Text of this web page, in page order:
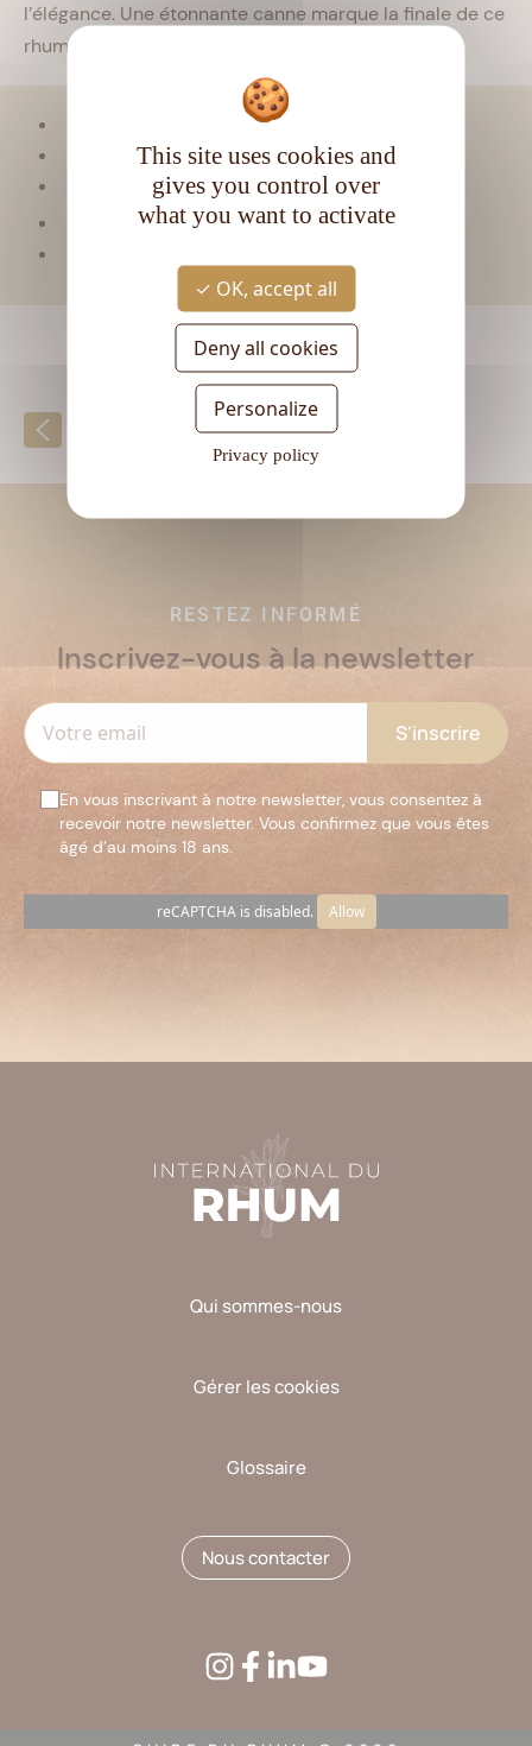
l’élégance. Une étonnante canne marque la finale de ce
rhum de
Tropical
Matière première :Mélasse
Type de rhum :Ambré
Contenance :1L
Retour à la liste
RESTEZ INFORMÉ
Inscrivez-vous à la newsletter
En vous inscrivant à notre newsletter, vous consentez à
recevoir notre newsletter. Vous confirmez que vous êtes
âgé d’au moins 18 ans.
reCAPTCHA is disabled. Allow
vide.
Qui sommes-nous
Gérer les cookies
Glossaire
Nous contacter
This site uses cookies and
gives you control over
what you want to activate
OK, accept all
Deny all cookies
Personalize
Privacy policy